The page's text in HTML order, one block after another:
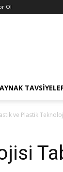
Ol
ve Plastik